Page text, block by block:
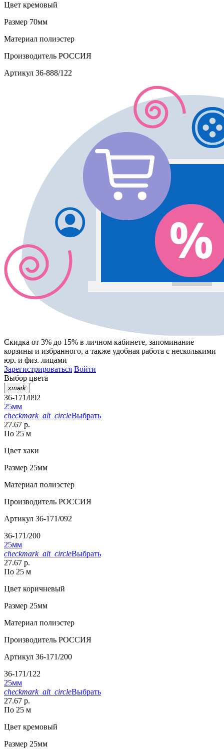
Цвет кремовый
Размер 70мм
Материал полиэстер
Производитель РОССИЯ
Артикул 36-888/122
Скидка от 3% до 15% в личном кабинете, запоминание
корзины и избранного, а также удобная работа с несколькими
юр. и физ. лицами
Зарегистрироваться Войти
Выбор цвета
xmark
36-171/092
25мм
checkmark_alt_circleВыбрать
27.67 р.
По 25 м
Цвет хаки
Размер 25мм
Материал полиэстер
Производитель РОССИЯ
Артикул 36-171/092
36-171/200
25мм
checkmark_alt_circleВыбрать
27.67 р.
По 25 м
Цвет коричневый
Размер 25мм
Материал полиэстер
Производитель РОССИЯ
Артикул 36-171/200
36-171/122
25мм
checkmark_alt_circleВыбрать
27.67 р.
По 25 м
Цвет кремовый
Размер 25мм